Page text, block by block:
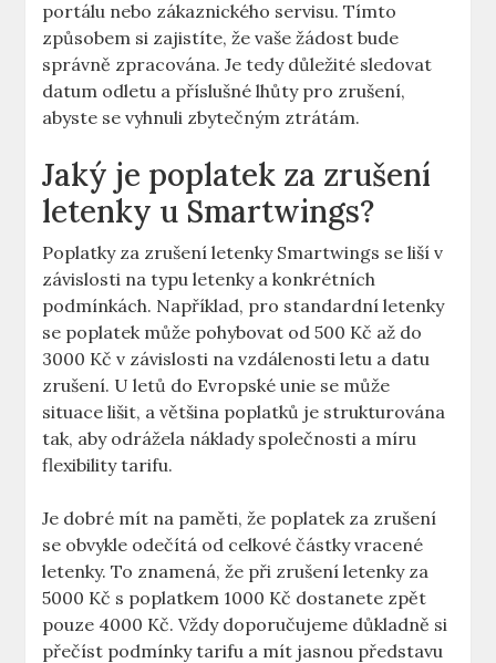
portálu nebo zákaznického servisu. Tímto
způsobem si zajistíte, že vaše žádost bude
správně zpracována. Je tedy důležité sledovat
datum odletu a příslušné lhůty pro zrušení,
abyste se vyhnuli zbytečným ztrátám.
Jaký je poplatek za zrušení
letenky u Smartwings?
Poplatky za zrušení letenky Smartwings se liší v
závislosti na typu letenky a konkrétních
podmínkách. Například, pro standardní letenky
se poplatek může pohybovat od 500 Kč až do
3000 Kč v závislosti na vzdálenosti letu a datu
zrušení. U letů do Evropské unie se může
situace lišit, a většina poplatků je strukturována
tak, aby odrážela náklady společnosti a míru
flexibility tarifu.
Je dobré mít na paměti, že poplatek za zrušení
se obvykle odečítá od celkové částky vracené
letenky. To znamená, že při zrušení letenky za
5000 Kč s poplatkem 1000 Kč dostanete zpět
pouze 4000 Kč. Vždy doporučujeme důkladně si
přečíst podmínky tarifu a mít jasnou představu